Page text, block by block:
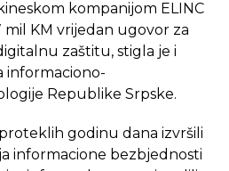
jedinstveni startap
18 do 35 godina– rekao je
godine usvojila informaciju o
kompanijom ELINC
KM vrijedan ugovor za
zaštitu, stigla je i
informaciono-
Republike Srpske.
godinu dana izvršili
informacione bezbjednosti